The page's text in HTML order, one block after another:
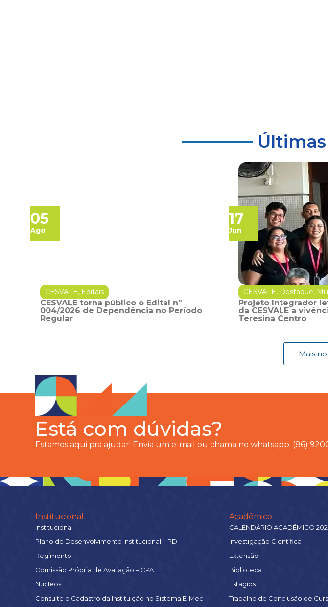
05
Ago
CESVALE, Editais
CESVALE torna público o Edital nº
004/2026 de Dependência no Período
Regular
17
Jun
CESVALE, Destaque,
Projeto Integrador
da CESVALE a
Teresina Centro
Mais
Está com dúvidas?
Estamos aqui pra ajudar! Envia um e-mail ou chama no whatsapp: (86)
Institucional
Institucional
Plano de Desenvolvimento Institucional – PDI
Regimento
Comissão Própria de Avaliação – CPA
Núcleos
Consulte o Cadastro da Instituição no Sistema E-Mec
Acadêmico
CALENDÁRIO ACADÊMICO
Investigação Científica
Extensão
Biblioteca
Estágios
Trabalho de Conclusão de